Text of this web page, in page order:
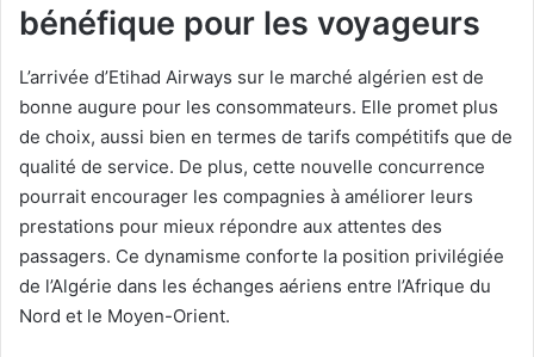
bénéfique pour les voyageurs
L’arrivée d’Etihad Airways sur le marché algérien est de
bonne augure pour les consommateurs. Elle promet plus
de choix, aussi bien en termes de tarifs compétitifs que de
qualité de service. De plus, cette nouvelle concurrence
pourrait encourager les compagnies à améliorer leurs
prestations pour mieux répondre aux attentes des
passagers. Ce dynamisme conforte la position privilégiée
de l’Algérie dans les échanges aériens entre l’Afrique du
Nord et le Moyen-Orient.